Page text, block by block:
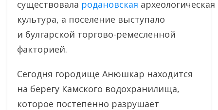
существовала родановская археологическая
культура, а поселение выступало
и булгарской торгово-ремесленной
факторией.
Сегодня городище Анюшкар находится
на берегу Камского водохранилища,
которое постепенно разрушает